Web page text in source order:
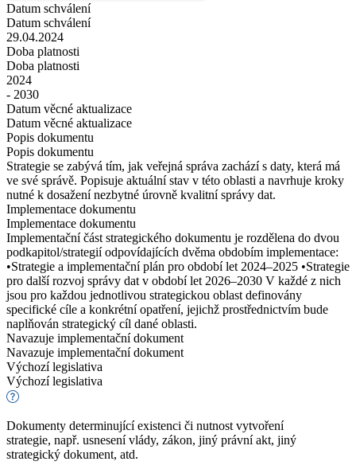
Datum schválení
Datum schválení
29.04.2024
Doba platnosti
Doba platnosti
2024
- 2030
Datum věcné aktualizace
Datum věcné aktualizace
Popis dokumentu
Popis dokumentu
Strategie se zabývá tím, jak veřejná správa zachází s daty, která má
ve své správě. Popisuje aktuální stav v této oblasti a navrhuje kroky
nutné k dosažení nezbytné úrovně kvalitní správy dat.
Implementace dokumentu
Implementace dokumentu
Implementační část strategického dokumentu je rozdělena do dvou
podkapitol/strategií odpovídajících dvěma obdobím implementace:
•Strategie a implementační plán pro období let 2024–2025 •Strategie
pro další rozvoj správy dat v období let 2026–2030 V každé z nich
jsou pro každou jednotlivou strategickou oblast definovány
specifické cíle a konkrétní opatření, jejichž prostřednictvím bude
naplňován strategický cíl dané oblasti.
Navazuje implementační dokument
Navazuje implementační dokument
Výchozí legislativa
Výchozí legislativa
Dokumenty determinující existenci či nutnost vytvoření
strategie, např. usnesení vlády, zákon, jiný právní akt, jiný
strategický dokument, atd.